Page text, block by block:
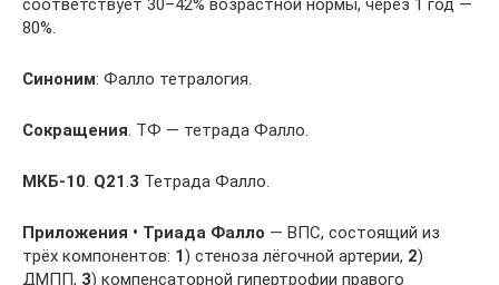
80%.
Синоним: Фалло тетралогия.
Сокращения . ТФ — тетрада Фалло.
МКБ-10 Q21 3 Тетрада Фалло.
Приложения • Триада Фалло — ВПС, состоящий из
трёх компонентов: 1) стеноза лёгочной артерии, 2)
ДМПП, 3) компенсаторной гипертрофии правого